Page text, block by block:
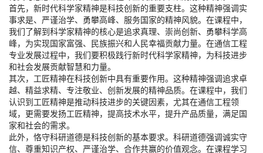
首先，新时代科学家精神是科技创新的重要支柱。这种精神强调实
事求是、严谨治学、勇攀高峰、服务国家的精神风貌。在课程中，
我们了解到科学家精神的核心是追求真理、崇尚创新、勇攀科学高
峰，为实现国家富强、民族振兴和人民幸福贡献力量。在通信工程
专业发展过程中，我们要积极践行新时代科学家精神，为科技进步
和社会发展贡献智慧和力量。
其次，工匠精神在科技创新中具有重要作用。这种精神强调追求卓
越、精益求精、专注敬业、创新发展的精神品质。在课程中，我们
认识到工匠精神是推动科技进步的关键因素，尤其在通信工程领
域，更需要发扬工匠精神，提高技术水平，提升产品质量，满足国
家和社会的需求。
此外，恪守科研道德是科技创新的基本要求。科研道德强调诚实守
信、尊重知识产权、严谨治学、合作共赢的价值观念。在课程学习